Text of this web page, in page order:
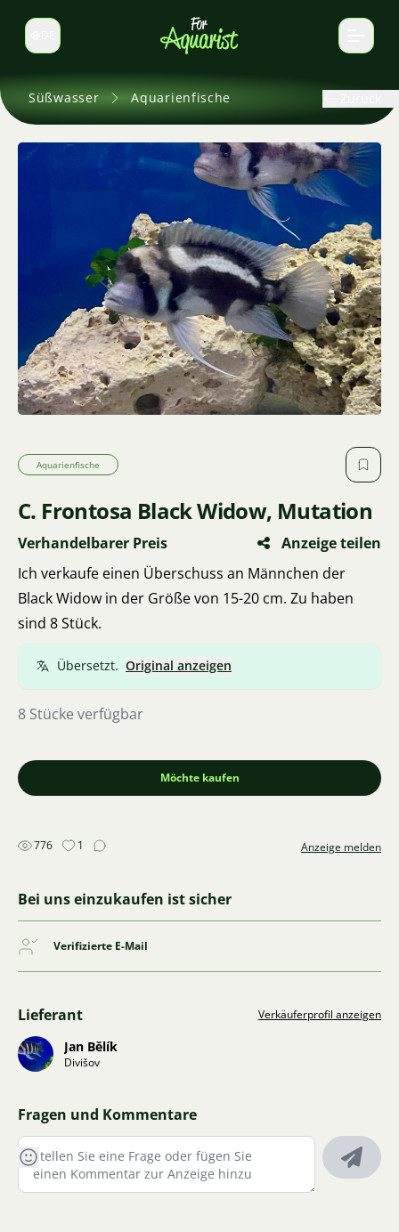
Sprache wechseln
Süßwasser Aquarienfische
Aquarienfische
C. Frontosa Black Widow, Mutation
Verhandelbarer Preis
Anzeige teilen
Ich verkaufe einen Überschuss an Männchen der
Black Widow in der Größe von 15-20 cm. Zu haben
sind 8 Stück.
Übersetzt. Original anzeigen
8 Stücke verfügbar
Möchte kaufen
776 1 Anzeige melden
Bei uns einzukaufen ist sicher
Verifizierte E-Mail
Lieferant Verkäuferprofil anzeigen
Jan Bělík
Divišov
Fragen und Kommentare